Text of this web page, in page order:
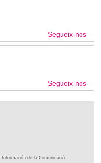
Segueix-nos
Segueix-nos
Informació i de la Comunicació